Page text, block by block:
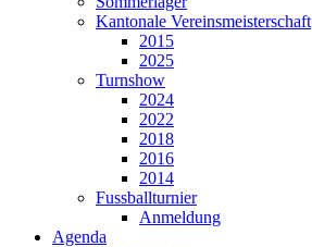
Kantonale Vereinsmeisterschaft
2015
2025
Turnshow
2024
2022
2018
2016
2014
Fussballturnier
Anmeldung
Agenda